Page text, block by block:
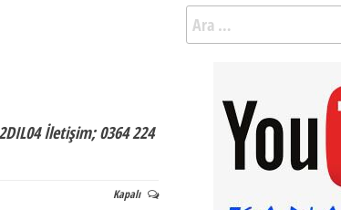
İletişim; 0364 224
Kapalı
Arama: